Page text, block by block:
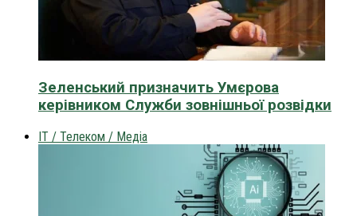
Зеленський призначить Умєрова
керівником Служби зовнішньої розвідки
IT / Телеком / Медіа